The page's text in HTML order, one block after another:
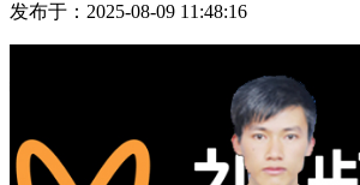
发布于：2025-08-09 11:48:16